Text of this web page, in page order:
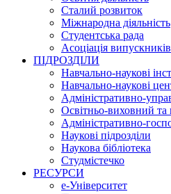
Сталий розвиток
Міжнародна діяльність
Студентська рада
Асоціація випускників
ПІДРОЗДІЛИ
Навчально-наукові
Навчально-наукові
Адміністративно-
Освітньо-виховний та
Адміністративно-
Наукові підрозділи
Наукова бібліотека
Студмістечко
РЕСУРСИ
е-Університет